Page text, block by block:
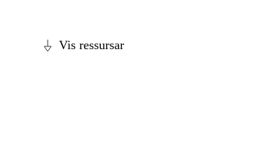
Vis ressursar